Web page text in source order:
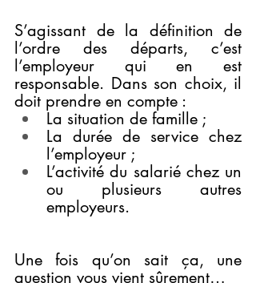
S’agissant de la définition de
l’ordre des départs, c’est
l’employeur qui en est
responsable. Dans son choix, il
doit prendre en compte :
La situation de famille ;
La durée de service chez
l’employeur ;
L’activité du salarié chez un
ou plusieurs autres
employeurs.
Une fois qu’on sait ça, une
question vous vient sûrement…